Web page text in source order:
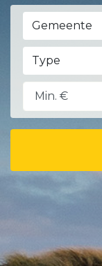
Gemeente
Type